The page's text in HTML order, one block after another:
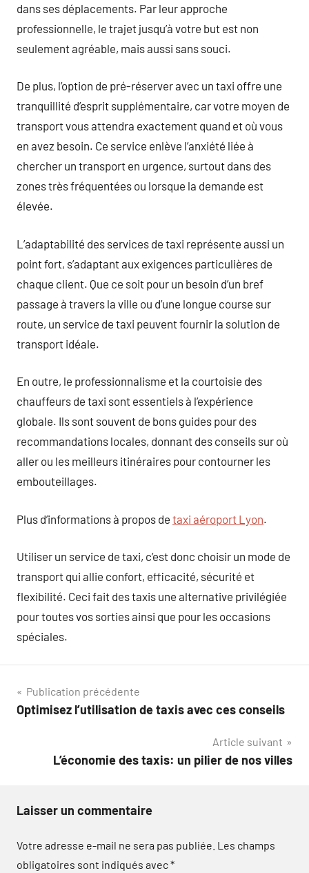
dans ses déplacements. Par leur approche
professionnelle, le trajet jusqu’à votre but est non
seulement agréable, mais aussi sans souci.
De plus, l’option de pré-réserver avec un taxi offre une
tranquillité d’esprit supplémentaire, car votre moyen de
transport vous attendra exactement quand et où vous
en avez besoin. Ce service enlève l’anxiété liée à
chercher un transport en urgence, surtout dans des
zones très fréquentées ou lorsque la demande est
élevée.
L’adaptabilité des services de taxi représente aussi un
point fort, s’adaptant aux exigences particulières de
chaque client. Que ce soit pour un besoin d’un bref
passage à travers la ville ou d’une longue course sur
route, un service de taxi peuvent fournir la solution de
transport idéale.
En outre, le professionnalisme et la courtoisie des
chauffeurs de taxi sont essentiels à l’expérience
globale. Ils sont souvent de bons guides pour des
recommandations locales, donnant des conseils sur où
aller ou les meilleurs itinéraires pour contourner les
embouteillages.
Plus d’informations à propos de taxi aéroport Lyon.
Utiliser un service de taxi, c’est donc choisir un mode de
transport qui allie confort, efficacité, sécurité et
flexibilité. Ceci fait des taxis une alternative privilégiée
pour toutes vos sorties ainsi que pour les occasions
spéciales.
Navigation
de
Publication précédente
Optimisez l’utilisation de taxis avec ces conseils
Article suivant
L’économie des taxis: un pilier de nos villes
Laisser un commentaire
Votre adresse e-mail ne sera pas publiée. Les champs
obligatoires sont indiqués avec*